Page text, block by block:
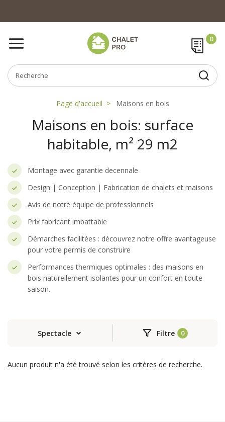
Page d'accueil Maisons en bois
Maisons en bois: surface
habitable, m² 29 m2
Montage avec garantie decennale
Design | Conception | Fabrication de chalets et maisons
Avis de notre équipe de professionnels
Prix fabricant imbattable
Démarches facilitées : découvrez notre offre avantageuse
pour votre permis de construire
Performances thermiques optimales : des maisons en
bois naturellement isolantes pour un confort en toute
saison.
Spectacle Filtre
Aucun produit n'a été trouvé selon les critères de recherche.